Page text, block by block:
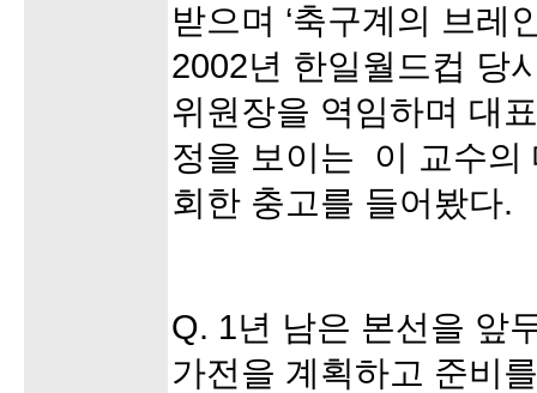
받으며 ‘축구계의 브레
2002년 한일월드컵 당
위원장을 역임하며 대
정을 보이는 이 교수의
회한 충고를 들어봤다.
Q. 1년 남은 본선을 앞
가전을 계획하고 준비